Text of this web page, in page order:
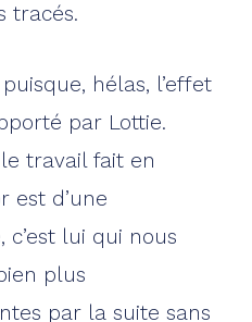
tracés.
hélas, l’effet
par Lottie.
travail fait en
est d’une
lui qui nous
plus
par la suite sans